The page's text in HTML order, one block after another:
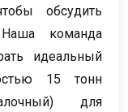
обсудить
команда
идеальный
15 тонн
для